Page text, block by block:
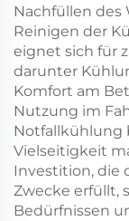
Nachfüllen des
Reinigen der
eignet sich für
darunter
Komfort am
Nutzung im
Notfallkühlung
Vielseitigkeit
Investition, die
Zwecke erfüllt,
Bedürfnissen